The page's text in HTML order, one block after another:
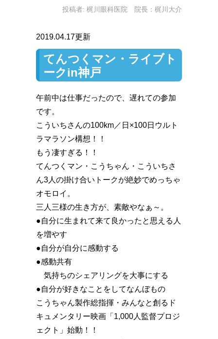
投稿者: 梶川眼科医院 院長：梶川大介
2019.04.17更新
てんつくマン・ライブト
ークin神戸
午前中は仕事だったので、遅れての参加
です。
こういちさんの100km／日×100日ウルト
ラマラソン構想！！️
もう凄すぎる！！️
てんつくマン・こうちゃん・こういちさ
ん3人の掛け合いトークが絶妙でめっちゃ
オモロイ。
三人三様の生き方が、素敵やなぁ～。
●自分に生まれて来て良かったと思える人
を増やす
●自分が自分に感動する
●感動共有
気持ちのシェアリングを大事にする
●自分が好きなことをしてなんぼもの
こうちゃん製作総指揮・みんなと創るド
キュメンタリー映画「1,000人監督プロジ
ェクト」始動！！️